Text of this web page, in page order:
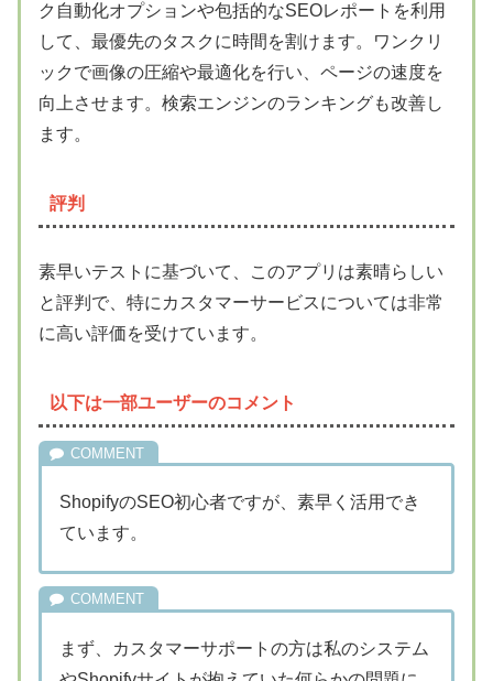
ク自動化オプションや包括的なSEOレポートを利用
して、最優先のタスクに時間を割けます。ワンクリ
ックで画像の圧縮や最適化を行い、ページの速度を
向上させます。検索エンジンのランキングも改善し
ます。
評判
素早いテストに基づいて、このアプリは素晴らしい
と評判で、特にカスタマーサービスについては非常
に高い評価を受けています。
以下は一部ユーザーのコメント
ShopifyのSEO初心者ですが、素早く活用でき
ています。
まず、カスタマーサポートの方は私のシステム